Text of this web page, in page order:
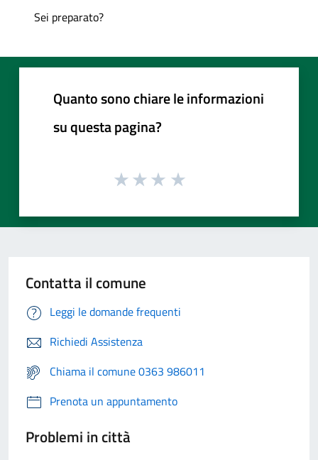
Sei preparato?
Quanto sono chiare le informazioni
su questa pagina?
Contatta il comune
Leggi le domande frequenti
Richiedi Assistenza
Chiama il comune 0363 986011
Prenota un appuntamento
Problemi in città